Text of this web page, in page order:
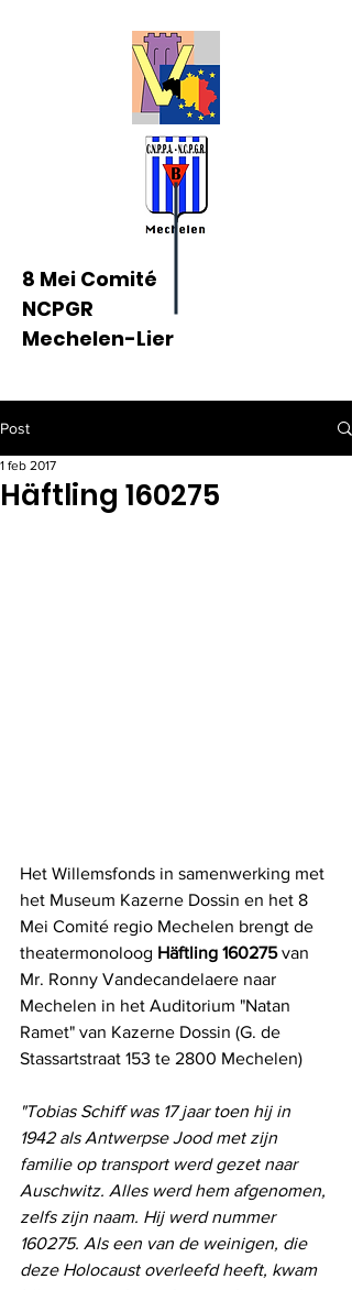
8 Mei Comité
NCPGR
Mechelen-Lier
Post
Häftling 160275
1 feb 2017
Het Willemsfonds in samenwerking met
het Museum Kazerne Dossin en het 8
Mei Comité regio Mechelen brengt de
theatermonoloog Häftling 160275 van
Mr. Ronny Vandecandelaere naar
Mechelen in het Auditorium "Natan
Ramet" van Kazerne Dossin (G. de
Stassartstraat 153 te 2800 Mechelen)
"Tobias Schiff was 17 jaar toen hij in
1942 als Antwerpse Jood met zijn
familie op transport werd gezet naar
Auschwitz. Alles werd hem afgenomen,
zelfs zijn naam. Hij werd nummer
160275. Als een van de weinigen, die
deze Holocaust overleefd heeft, kwam